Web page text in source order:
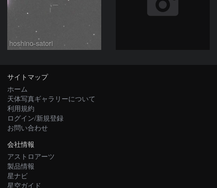
hoshino-satori
サイトマップ
ホーム
天体写真ギャラリーについて
利用規約
ログイン/新規登録
お問い合わせ
会社情報
アストロアーツ
製品情報
星ナビ
星空ガイド